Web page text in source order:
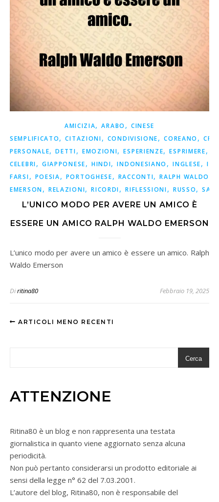
AMICIZIA,ARABO , CINESE
SEMPLIFICATO,CITAZIONI, CONDIVISIONE,COREANO ,
PERSONALE,DETTI, EMOZIONI,ESPERIENZE,ESPRIMERE,
CELEBRI, GIAPPONESE, HINDI,INDONESIANO ,INGLESE,
FARSI, POESIA, PORTOGHESE, RACCONTI,RALPH WALDO
EMERSON, RELAZIONI,RICORDI,RIFLESSIONI, RUSSO,
L’UNICO MODO PER AVERE UN AMICO È
ESSERE UN AMICO RALPH WALDO EMERSON
L’unico modo per avere un amico è essere un amico. Ralph
Waldo Emerson
Diritina80 Febbraio 19, 2025
ARTICOLI MENO RECENTI
Cerca
ATTENZIONE
Ritina80 è un blog e non rappresenta una testata
giornalistica in quanto viene aggiornato senza alcuna
periodicità.
Non può pertanto considerarsi un prodotto editoriale ai
sensi della legge n° 62 del 7.03.2001.
L’autore del blog, Ritina80, non è responsabile del